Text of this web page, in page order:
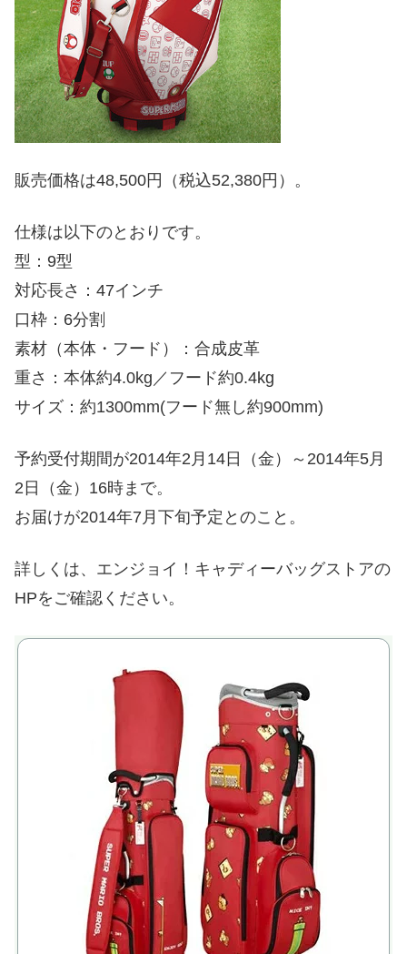
販売価格は48,500円（税込52,380円）。
仕様は以下のとおりです。
型：9型
対応長さ：47インチ
口枠：6分割
素材（本体・フード）：合成皮革
重さ：本体約4.0kg／フード約0.4kg
サイズ：約1300mm(フード無し約900mm)
予約受付期間が2014年2月14日（金）～2014年5月
2日（金）16時まで。
お届けが2014年7月下旬予定とのこと。
詳しくは、エンジョイ！キャディーバッグストアの
HPをご確認ください。